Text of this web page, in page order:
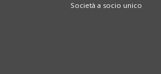
Società a socio unico